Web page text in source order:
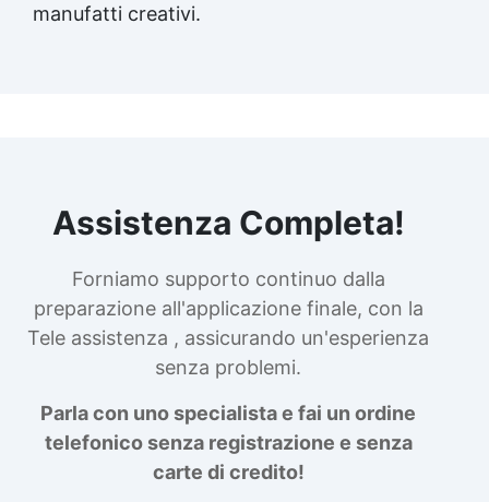
manufatti creativi.
Assistenza Completa!
Forniamo supporto continuo dalla
preparazione all'applicazione finale, con la
Tele assistenza , assicurando un'esperienza
senza problemi.
Parla con uno specialista e fai un ordine
telefonico senza registrazione e senza
carte di credito!